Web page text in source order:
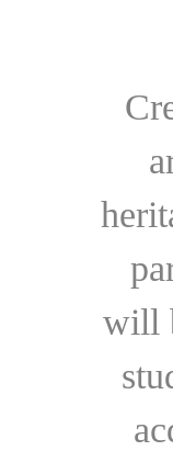
will